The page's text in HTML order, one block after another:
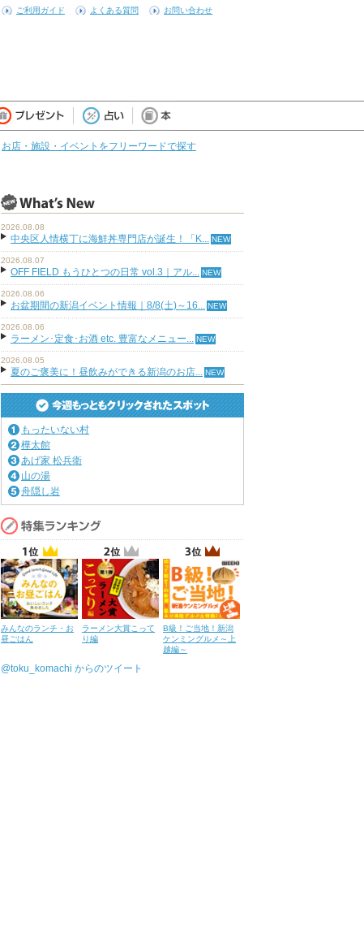
ご利用ガイド よくある質問 お問い合わせ
お店・施設・イベントをフリーワードで探す
2026.08.08
中央区人情横丁に海鮮丼専門店が誕生！「K...
2026.08.07
OFF FIELD もうひとつの日常 vol.3｜アル...
2026.08.06
お盆期間の新潟イベント情報｜8/8(土)～16...
2026.08.06
ラーメン･定食･お酒 etc. 豊富なメニュー...
2026.08.05
夏のご褒美に！昼飲みができる新潟のお店...
もったいない村
樺太館
あげ家 松兵衛
山の湯
舟隠し岩
みんなのランチ・お
昼ごはん
ラーメン大賞こって
り編
B級！ご当地！新潟
ケンミングルメ～上
越編～
@toku_komachi からのツイート